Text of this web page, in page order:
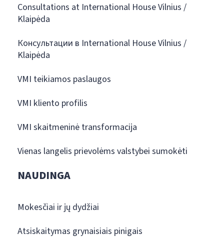
Consultations at International House Vilnius /
Klaipėda
Консультации в International House Vilnius /
Klaipėda
VMI teikiamos paslaugos
VMI kliento profilis
VMI skaitmeninė transformacija
Vienas langelis prievolėms valstybei sumokėti
NAUDINGA
Mokesčiai ir jų dydžiai
Atsiskaitymas grynaisiais pinigais